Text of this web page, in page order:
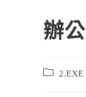
辦